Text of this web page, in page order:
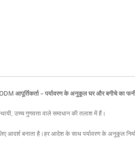
आपूर्तिकर्ता – पर्यावरण के अनुकूल घर और बगीचे का
उच्च गुणवत्ता वाले समाधान की तलाश में हैं।
आदर्श बनाता है।हर आदेश के साथ पर्यावरण के अनुकूल